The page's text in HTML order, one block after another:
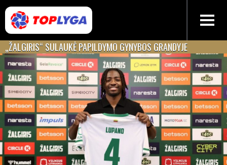
„ŽALGIRIS“ SULAUKĖ PAPILDYMO GYNYBOS GRANDYJE